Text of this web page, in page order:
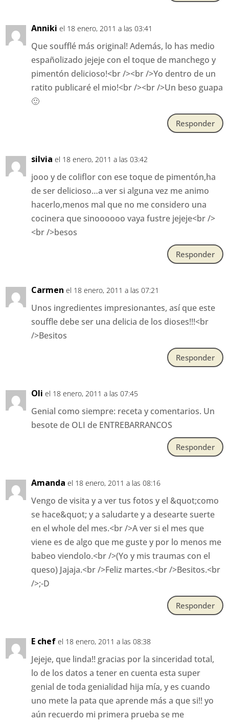
Anniki el 18 enero, 2011 a las 03:41
Que soufflé más original! Además, lo has medio
españolizado jejeje con el toque de manchego y
pimentón delicioso!<br /><br />Yo dentro de un
ratito publicaré el mio!<br /><br />Un beso guapa
🙂
Responder
silvia el 18 enero, 2011 a las 03:42
jooo y de coliflor con ese toque de pimentón,ha
de ser delicioso…a ver si alguna vez me animo
hacerlo,menos mal que no me considero una
cocinera que sinoooooo vaya fustre jejeje<br />
<br />besos
Responder
Carmen el 18 enero, 2011 a las 07:21
Unos ingredientes impresionantes, así que este
souffle debe ser una delicia de los dioses!!!<br
/>Besitos
Responder
Oli el 18 enero, 2011 a las 07:45
Genial como siempre: receta y comentarios. Un
besote de OLI de ENTREBARRANCOS
Responder
Amanda el 18 enero, 2011 a las 08:16
Vengo de visita y a ver tus fotos y el &quot;como
se hace&quot; y a saludarte y a desearte suerte
en el whole del mes.<br />A ver si el mes que
viene es de algo que me guste y por lo menos me
babeo viendolo.<br />(Yo y mis traumas con el
queso) Jajaja.<br />Feliz martes.<br />Besitos.<br
/>;-D
Responder
E chef el 18 enero, 2011 a las 08:38
Jejeje, que linda!! gracias por la sinceridad total,
lo de los datos a tener en cuenta esta super
genial de toda genialidad hija mía, y es cuando
uno mete la pata que aprende más a que si!! yo
aún recuerdo mi primera prueba se me